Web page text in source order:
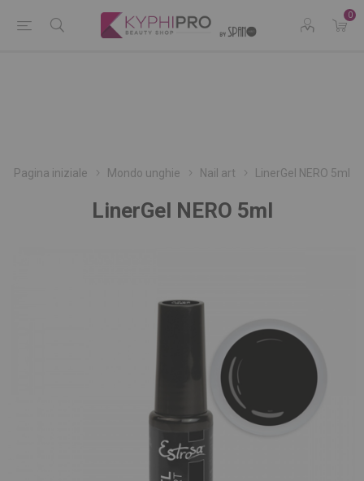
0
Pagina iniziale Mondo unghie Nail art LinerGel NERO 5ml
LinerGel NERO 5ml